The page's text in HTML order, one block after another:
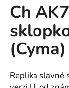
Ch
Replika slavné
D
p